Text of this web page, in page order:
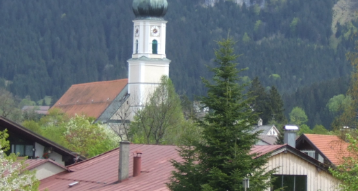
ツアー
・メモリアルイヤー
イド旅)